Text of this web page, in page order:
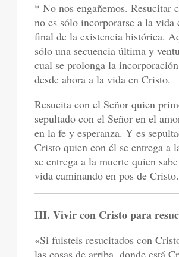
* No nos engañemos. Resucitar
no es sólo incorporarse a la vida
final de la existencia histórica.
sólo una secuencia última y
cual se prolonga la
desde ahora a la vida en Cristo.
Resucita con el Señor quien
sepultado con el Señor en el
en la fe y esperanza. Y es
Cristo quien con él se entrega a
se entrega a la muerte quien
vida caminando en pos de Cristo.
III. Vivir con Cristo para
«Si fuisteis resucitados con
las cosas de arriba, donde está